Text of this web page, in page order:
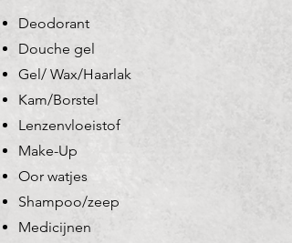
Deodorant
Douche gel
Gel/ Wax/Haarlak
Kam/Borstel
Lenzenvloeistof
Make-Up
Oor watjes
Shampoo/zeep
Medicijnen